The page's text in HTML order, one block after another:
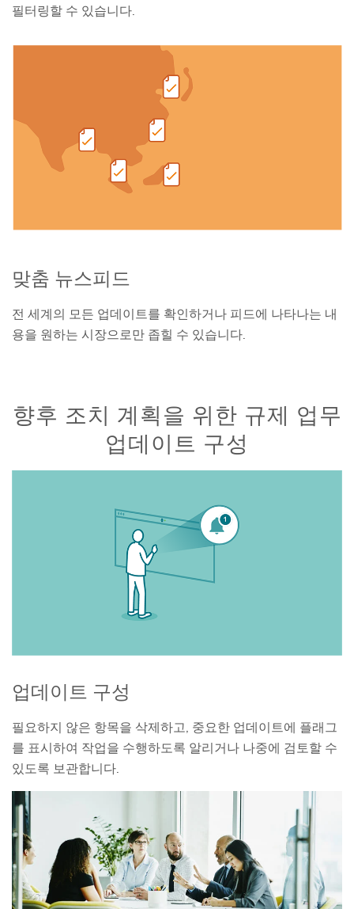
필터링할 수 있습니다.
맞춤 뉴스피드
전 세계의 모든 업데이트를 확인하거나 피드에 나타나는 내
용을 원하는 시장으로만 좁힐 수 있습니다.
향후 조치 계획을 위한 규제 업무
업데이트 구성
업데이트 구성
필요하지 않은 항목을 삭제하고, 중요한 업데이트에 플래그
를 표시하여 작업을 수행하도록 알리거나 나중에 검토할 수
있도록 보관합니다.